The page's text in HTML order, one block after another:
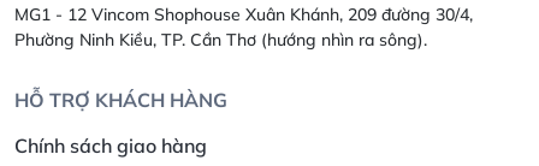
MG1 - 12 Vincom Shophouse Xuân Khánh, 209 đường 30/4,
Phường Ninh Kiều, TP. Cần Thơ (hướng nhìn ra sông).
HỖ TRỢ KHÁCH HÀNG
Chính sách giao hàng